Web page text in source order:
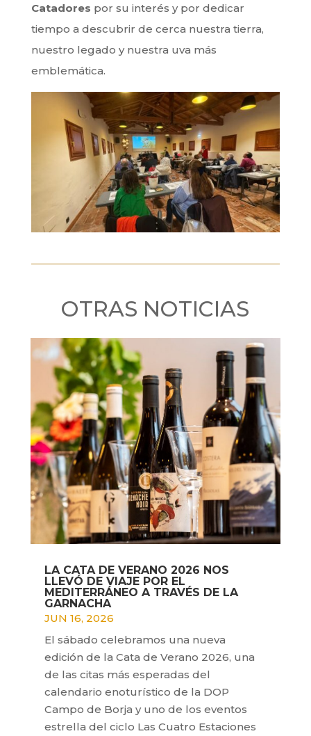
Catadores por su interés y por dedicar
tiempo a descubrir de cerca nuestra tierra,
nuestro legado y nuestra uva más
emblemática.
OTRAS NOTICIAS
LA CATA DE VERANO 2026 NOS
LLEVÓ DE VIAJE POR EL
MEDITERRÁNEO A TRAVÉS DE LA
GARNACHA
JUN 16, 2026
El sábado celebramos una nueva
edición de la Cata de Verano 2026, una
de las citas más esperadas del
calendario enoturístico de la DOP
Campo de Borja y uno de los eventos
estrella del ciclo Las Cuatro Estaciones